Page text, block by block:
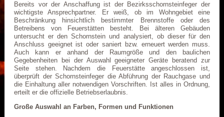
Bereits vor der Anschaffung ist der Bezirksschornsteinfeger der
wichtigste Ansprechpartner. Er weiß, ob im Wohngebiet eine
Beschränkung hinsichtlich bestimmter Brennstoffe oder des
Betreibens von Feuerstätten besteht. Bei älteren Gebäuden
untersucht er den Schornstein und analysiert, ob dieser für den
Anschluss geeignet ist oder saniert bzw. erneuert werden muss.
Auch kann er anhand der Raumgröße und den baulichen
Gegebenheiten bei der Auswahl geeigneter Geräte beratend zur
Seite stehen. Nachdem die Feuerstätte angeschlossen ist,
überprüft der Schornsteinfeger die Abführung der Rauchgase und
die Einhaltung aller notwendigen Vorschriften. Ist alles in Ordnung,
erteilt er die offizielle Betriebserlaubnis.
Große Auswahl an Farben, Formen und Funktionen